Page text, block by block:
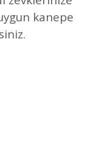
kanepe